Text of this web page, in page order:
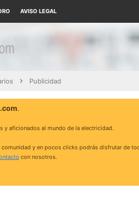
AVISO LEGAL
Publicidad
.
y aficionados al mundo de la electricidad.
comunidad y en pocos clicks podrás disfrutar de
con nosotros.